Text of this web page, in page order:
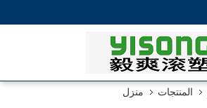
منزل المنتجات